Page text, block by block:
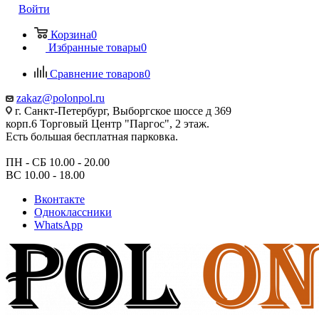
Войти
Корзина0
Избранные товары0
Сравнение товаров0
zakaz@polonpol.ru
г. Санкт-Петербург, Выборгское шоссе д 369
корп.6 Торговый Центр "Паргос", 2 этаж.
Есть большая бесплатная парковка.
ПН - СБ 10.00 - 20.00
ВС 10.00 - 18.00
Вконтакте
Одноклассники
WhatsApp